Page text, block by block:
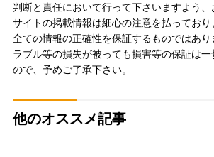
判断と責任において行って下さいますよう
サイトの掲載情報は細心の注意を払ってお
全ての情報の正確性を保証するものではあり
ラブル等の損失が被っても損害等の保証は
ので、予めご了承下さい。
他のオススメ記事